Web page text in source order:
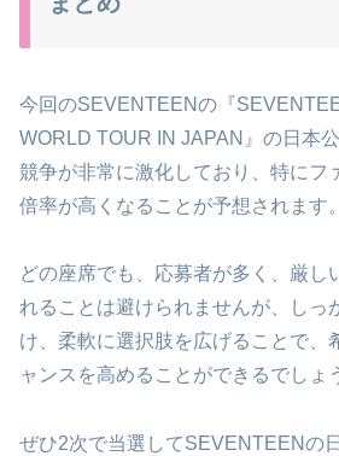
今回のSEVENTEENの『
WORLD TOUR IN JAPAN』の日本
競争が非常に激化しており、特にフ
倍率が高くなることが予想されます。
どの座席でも、応募者が多く、厳し
れることは避けられませんが、しっ
け、柔軟に選択肢を広げることで、
ャンスを高めることができるでしょ
ぜひ2次で当選してSEVENTEENの